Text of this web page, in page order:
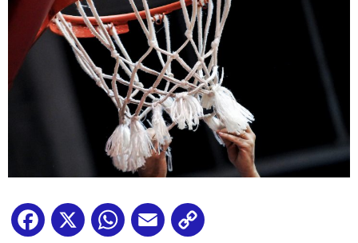
Facebook
X WhatsApp
Email